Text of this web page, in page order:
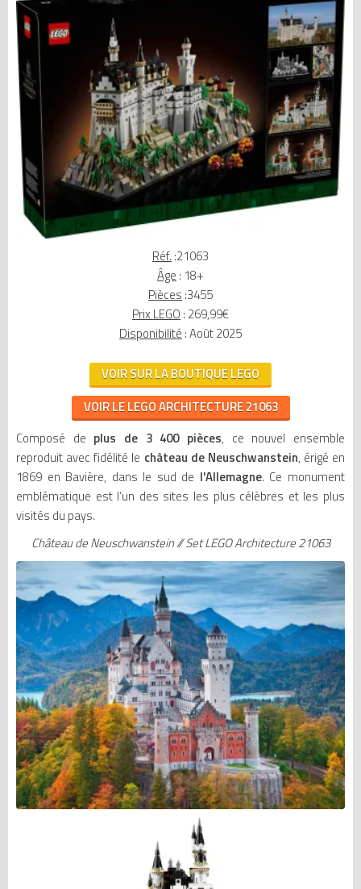
Réf. :21063
Âge : 18+
Pièces :3455
Prix LEGO : 269,99€
Disponibilité : Août 2025
VOIR SUR LA BOUTIQUE LEGO
VOIR LE LEGO ARCHITECTURE 21063
Composé de plus de 3 400 pièces, ce nouvel ensemble
reproduit avec fidélité le château de Neuschwanstein, érigé en
1869 en Bavière, dans le sud de l'Allemagne. Ce monument
emblématique est l’un des sites les plus célèbres et les plus
visités du pays.
Château de Neuschwanstein // Set LEGO Architecture 21063